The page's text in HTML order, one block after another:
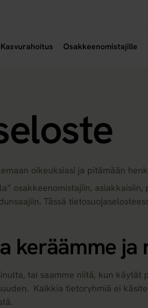
alavalikko
Kasvurahoitus Osakkeenomistajille
oikeuksiasi ja pitämään
osakkeenomistajiin,
Tässä
keräämme
tai saamme niitä, kun
Kaikkia tietoryhmiä ei